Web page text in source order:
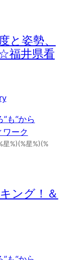
姿勢、
福井県看
も“から
ワーク
星%)(%星%)(%
ング！＆